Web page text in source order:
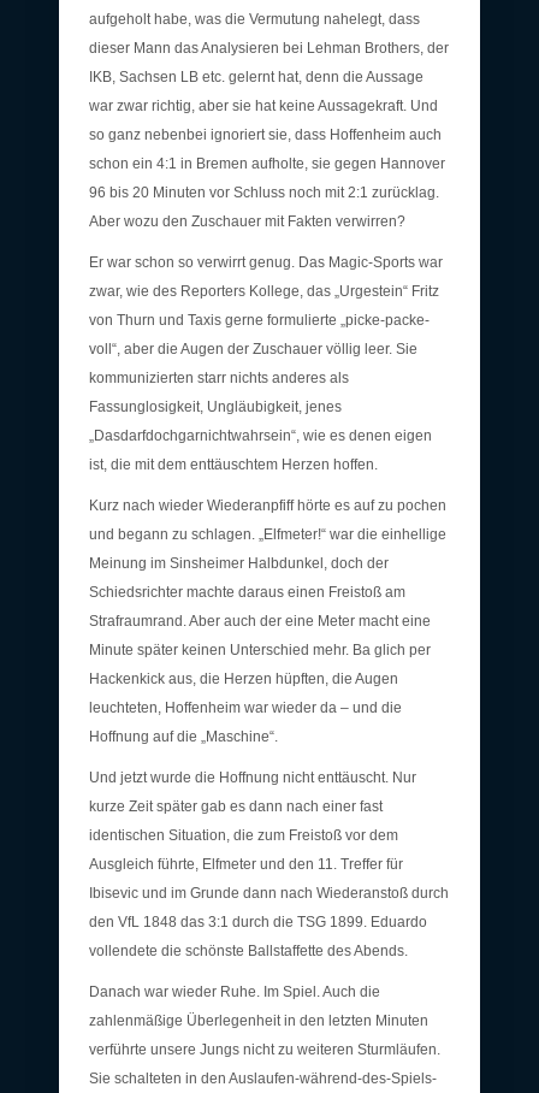
aufgeholt habe, was die Vermutung nahelegt, dass
dieser Mann das Analysieren bei Lehman Brothers, der
IKB, Sachsen LB etc. gelernt hat, denn die Aussage
war zwar richtig, aber sie hat keine Aussagekraft. Und
so ganz nebenbei ignoriert sie, dass Hoffenheim auch
schon ein 4:1 in Bremen aufholte, sie gegen Hannover
96 bis 20 Minuten vor Schluss noch mit 2:1 zurücklag.
Aber wozu den Zuschauer mit Fakten verwirren?
Er war schon so verwirrt genug. Das Magic-Sports war
zwar, wie des Reporters Kollege, das „Urgestein“ Fritz
von Thurn und Taxis gerne formulierte „picke-packe-
voll“, aber die Augen der Zuschauer völlig leer. Sie
kommunizierten starr nichts anderes als
Fassunglosigkeit, Ungläubigkeit, jenes
„Dasdarfdochgarnichtwahrsein“, wie es denen eigen
ist, die mit dem enttäuschtem Herzen hoffen.
Kurz nach wieder Wiederanpfiff hörte es auf zu pochen
und begann zu schlagen. „Elfmeter!“ war die einhellige
Meinung im Sinsheimer Halbdunkel, doch der
Schiedsrichter machte daraus einen Freistoß am
Strafraumrand. Aber auch der eine Meter macht eine
Minute später keinen Unterschied mehr. Ba glich per
Hackenkick aus, die Herzen hüpften, die Augen
leuchteten, Hoffenheim war wieder da – und die
Hoffnung auf die „Maschine“.
Und jetzt wurde die Hoffnung nicht enttäuscht. Nur
kurze Zeit später gab es dann nach einer fast
identischen Situation, die zum Freistoß vor dem
Ausgleich führte, Elfmeter und den 11. Treffer für
Ibisevic und im Grunde dann nach Wiederanstoß durch
den VfL 1848 das 3:1 durch die TSG 1899. Eduardo
vollendete die schönste Ballstaffette des Abends.
Danach war wieder Ruhe. Im Spiel. Auch die
zahlenmäßige Überlegenheit in den letzten Minuten
verführte unsere Jungs nicht zu weiteren Sturmläufen.
Sie schalteten in den Auslaufen-während-des-Spiels-